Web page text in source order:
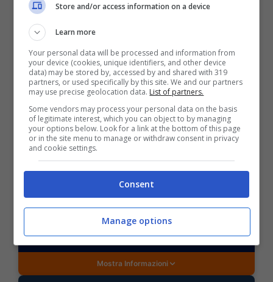
2 (2.00,
MARIO GOMEZ MARCATORE (2.30,
BONUS SPORTBET: 100€ SUBITO
Bonus 50€ SENZA deposito + fino a 50€ di
Bonus 50€ senza deposito sport + fino a 50€ di
bonus rimborso sul primo deposito
200€
VERIFICA
Mostra Informazioni
Store and/or access information on a device
Learn more
Your personal data will be processed and information from
your device (cookies, unique identifiers, and other device
data) may be stored by, accessed by and shared with 319
partners, or used specifically by this site. We and our partners
may use precise geolocation data. List of partners.
Some vendors may process your personal data on the basis
of legitimate interest, which you can object to by managing
your options below. Look for a link at the bottom of this page
or in the site menu to manage or withdraw consent in privacy
and cookie settings.
Consent
Manage options